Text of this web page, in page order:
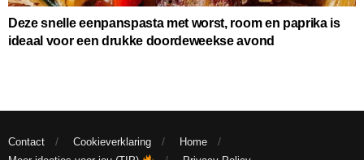
Deze snelle eenpanspasta met worst, room en paprika is
ideaal voor een drukke doordeweekse avond
Contact Cookieverklaring
Home